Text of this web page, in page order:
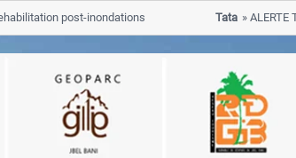
post-inondations
ALERTE
progresse dans les